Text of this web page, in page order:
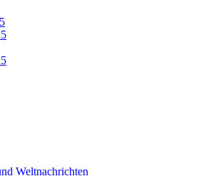
Weltnachrichten